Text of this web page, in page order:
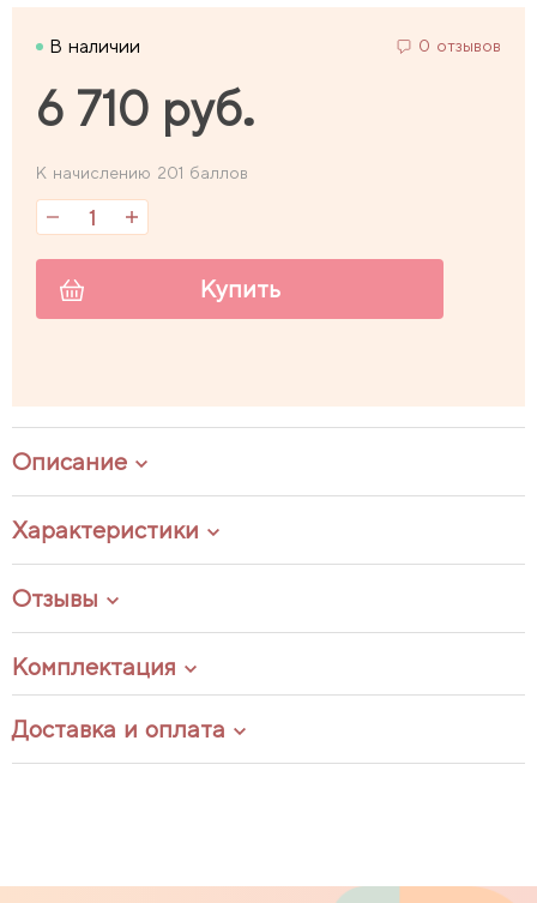
В наличии 0 отзывов
6 710 руб.
К начислению 201 баллов
Купить
Описание
Характеристики
Отзывы
Комплектация
Доставка и оплата